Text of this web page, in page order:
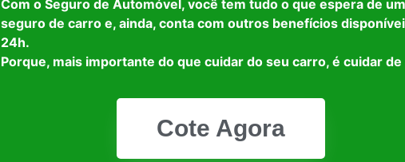
Com o Seguro de Automóvel, você tem tudo o que espera de um
seguro de carro e, ainda, conta com outros benefícios
24h.
Porque, mais importante do que cuidar do seu carro, é cuidar de
Cote Agora